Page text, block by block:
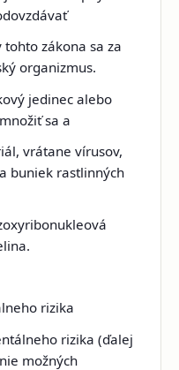
zákona sa za
organizmus.
jedinec alebo
sa a
vrátane vírusov,
buniek rastlinných
rizika
rizika (ďalej
možných